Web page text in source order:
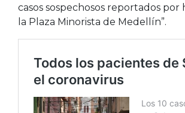
casos sospechosos reportados por
la Plaza Minorista de Medellín”.